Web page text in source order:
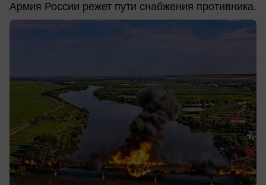
Армия России режет пути снабжения противника.